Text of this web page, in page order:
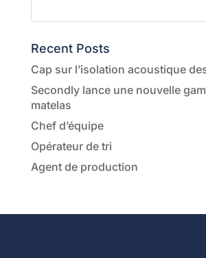
Recent Posts
Cap sur l’isolation acoustique
Secondly lance une nouvelle
matelas
Chef d’équipe
Opérateur de tri
Agent de production